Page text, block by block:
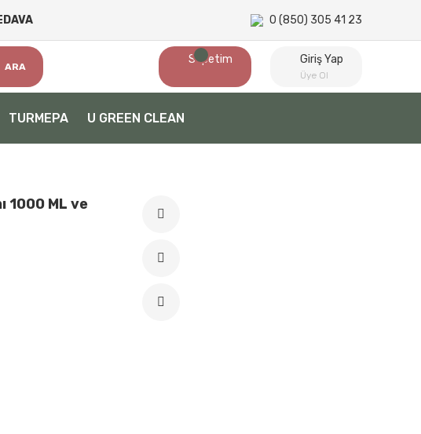
0 (850) 305 41 23
ARA
Sepetim Giriş Yap
Üye Ol
TURMEPA U GREEN CLEAN
1000 ML ve